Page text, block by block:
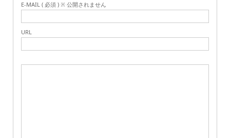
E-MAIL ( 必須 ) ※ 公開されません
URL